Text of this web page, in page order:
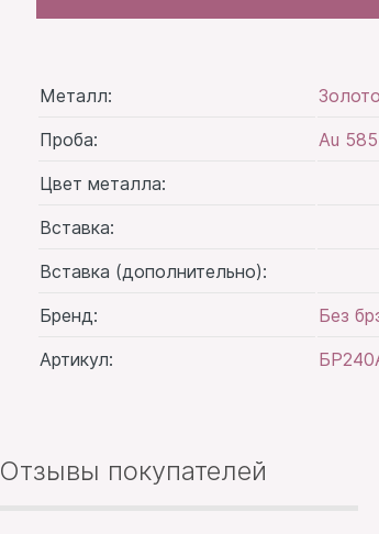
Металл:
Проба:
Au 585
Цвет металла:
Вставка:
Вставка (дополнительно):
Бренд:
Без
Артикул:
Отзывы покупателей